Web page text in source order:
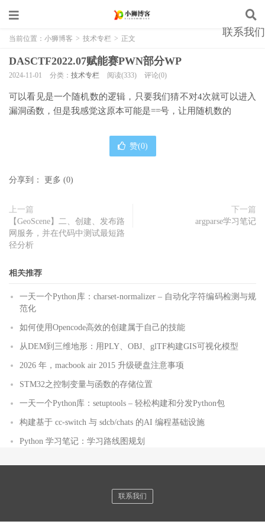
联系我们
当前位置： 小狮博客 > 技术专栏 > 正文
DASCTF2022.07赋能赛PWN部分WP
2024-11-01 分类： 技术专栏 阅读(333) 评论(0)
可以看见是一个随机数的逻辑，只要我们猜不对4次就可以进入
漏洞函数，但是我感觉这原本可能是==号，让用随机数的
赞(0)
分享到： 更多 (0)
上一篇
【GeoScene】二、创建、发布路
网服务，并在代码中测试最短路
径分析
下一篇
argparse学习笔记
相关推荐
一天一个Python库：charset-normalizer – 自动化字符编码检测与规
范化
如何使用Opencode高效的创建属于自己的技能
从DEM到三维地形：用PLY、OBJ、glTF构建GIS可视化模型
2026 年，macbook air 2015 升级硬盘注意事项
STM32之控制变量与函数的存储位置
一天一个Python库：setuptools – 轻松构建和分发Python包
构建基于 cc-switch 与 sdcb/chats 的AI 编程基础设施
Python 学习笔记：学习路线图规划
联系我们